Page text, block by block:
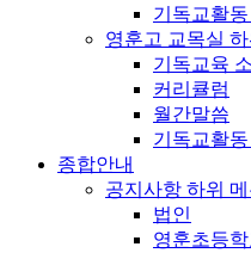
기독교활동
영훈고 교목실 하
기독교육
커리큘럼
월간말씀
기독교활동
종합안내
공지사항 하위 메
법인
영훈초등학